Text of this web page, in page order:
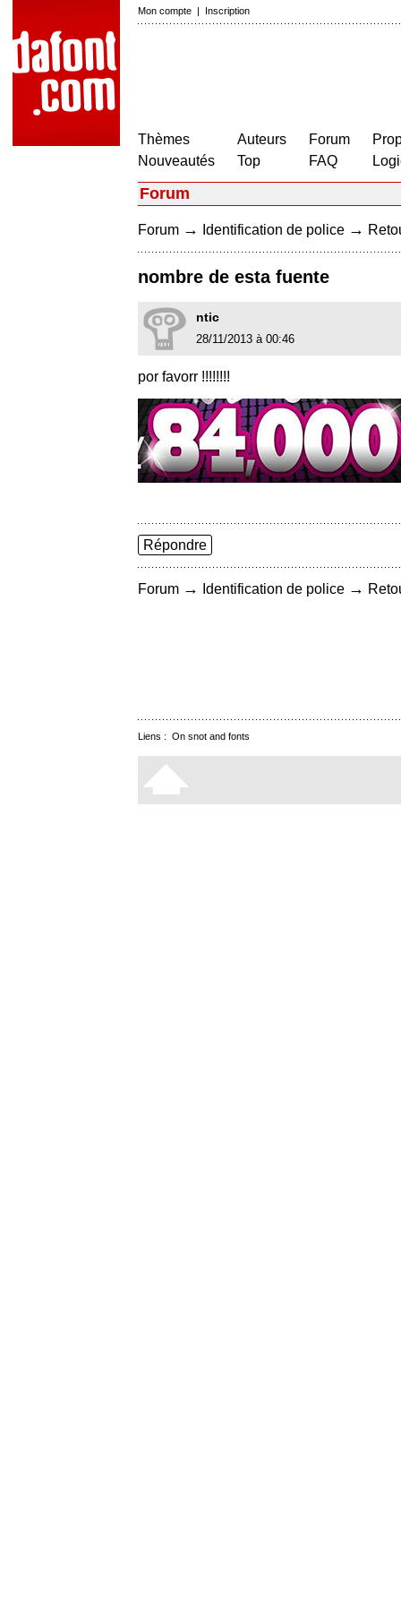
Mon compte | Inscription
Thèmes
Nouveautés
Auteurs
Top
Forum
FAQ
Forum
Forum → Identification de police →
nombre de esta fuente
ntic
28/11/2013 à 00:46
por favorr !!!!!!!!
Répondre
Forum → Identification de police →
Liens : On snot and fonts